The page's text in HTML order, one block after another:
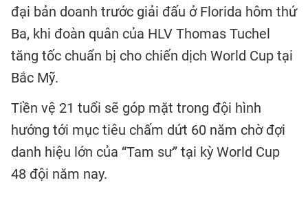
đại bản doanh trước giải đấu ở Florida hôm thứ
Ba, khi đoàn quân của HLV Thomas Tuchel
tăng tốc chuẩn bị cho chiến dịch World Cup tại
Bắc Mỹ.
Tiền vệ 21 tuổi sẽ góp mặt trong đội hình
hướng tới mục tiêu chấm dứt 60 năm chờ đợi
danh hiệu lớn của “Tam sư” tại kỳ World Cup
48 đội năm nay.